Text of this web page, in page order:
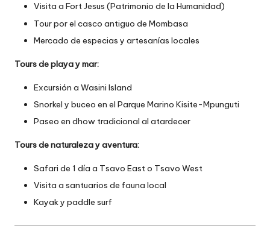
Visita a Fort Jesus (Patrimonio de la Humanidad)
Tour por el casco antiguo de Mombasa
Mercado de especias y artesanías locales
Tours de playa y mar:
Excursión a Wasini Island
Snorkel y buceo en el Parque Marino Kisite-Mpunguti
Paseo en dhow tradicional al atardecer
Tours de naturaleza y aventura:
Safari de 1 día a Tsavo East o Tsavo West
Visita a santuarios de fauna local
Kayak y paddle surf